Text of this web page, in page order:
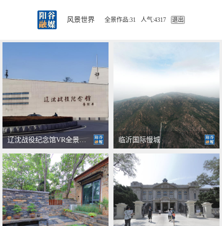
风景世界 全景作品:31 人气:4317 退出
辽沈战役纪念馆VR全景展示 临沂国际慢城